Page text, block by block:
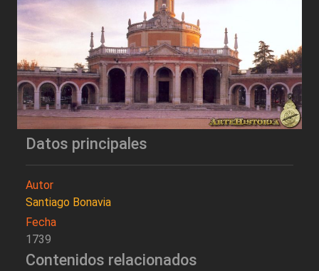
Datos principales
Autor
Santiago Bonavia
Fecha
1739
Contenidos relacionados